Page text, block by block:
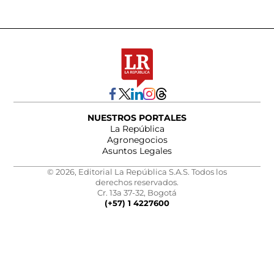
NUESTROS PORTALES
La República
Agronegocios
Asuntos Legales
© 2026, Editorial La República S.A.S. Todos los
derechos reservados.
Cr. 13a 37-32, Bogotá
(+57) 1 4227600